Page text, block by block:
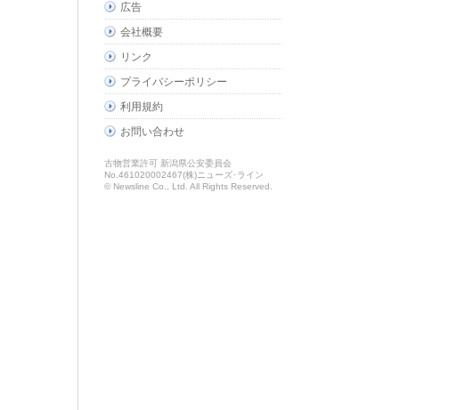
広告
会社概要
リンク
プライバシーポリシー
利用規約
お問い合わせ
古物営業許可 新潟県公安委員会
No.461020002467(株)ニューズ･ライン
© Newsline Co., Ltd. All Rights Reserved.